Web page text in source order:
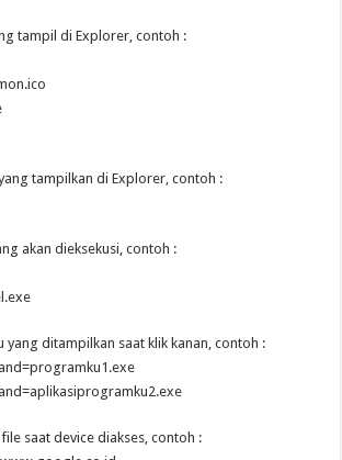
tampil di Explorer, contoh :
tampilkan di Explorer, contoh :
akan dieksekusi, contoh :
yang ditampilkan saat klik kanan, contoh :
saat device diakses, contoh :